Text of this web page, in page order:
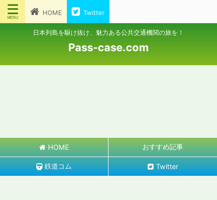
HOME Twitter
日本列島を駆け抜け、魅力ある公共交通機関の旅を！
Pass-case.com
HOME おすすめ記事
鉄道コム Twitter